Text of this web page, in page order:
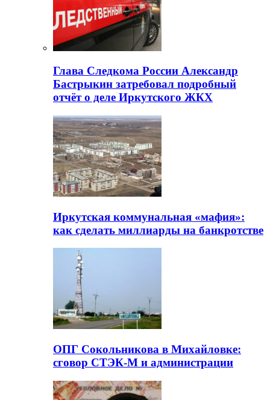
Глава Следкома России Александр
Бастрыкин затребовал подробный
отчёт о деле Иркутского ЖКХ
Иркутская коммунальная «мафия»:
как сделать миллиарды на банкротстве
ОПГ Сокольникова в Михайловке:
сговор СТЭК-М и администрации